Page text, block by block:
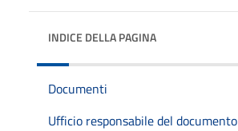
INDICE DELLA PAGINA
Documenti
Ufficio responsabile del documento